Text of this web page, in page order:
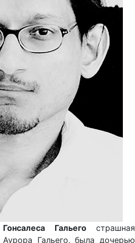
Гальегострашная
Гальего, была дочерью